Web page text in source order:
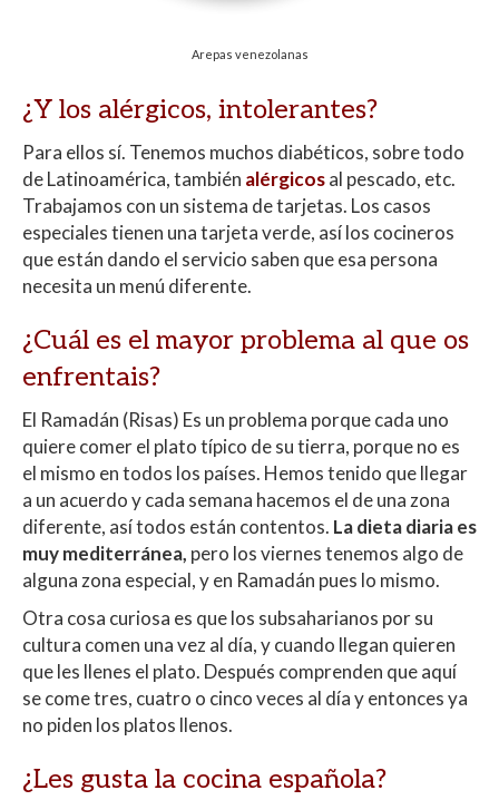
Arepas venezolanas
¿Y los alérgicos, intolerantes?
Para ellos sí. Tenemos muchos diabéticos, sobre todo
de Latinoamérica, también alérgicosal pescado, etc.
Trabajamos con un sistema de tarjetas. Los casos
especiales tienen una tarjeta verde, así los cocineros
que están dando el servicio saben que esa persona
necesita un menú diferente.
¿Cuál es el mayor problema al que os
enfrentais?
El Ramadán (Risas) Es un problema porque cada uno
quiere comer el plato típico de su tierra, porque no es
el mismo en todos los países. Hemos tenido que llegar
a un acuerdo y cada semana hacemos el de una zona
diferente, así todos están contentos. La dieta diaria es
muy mediterránea, pero los viernes tenemos algo de
alguna zona especial, y en Ramadán pues lo mismo.
Otra cosa curiosa es que los subsaharianos por su
cultura comen una vez al día, y cuando llegan quieren
que les llenes el plato. Después comprenden que aquí
se come tres, cuatro o cinco veces al día y entonces ya
no piden los platos llenos.
¿Les gusta la cocina española?